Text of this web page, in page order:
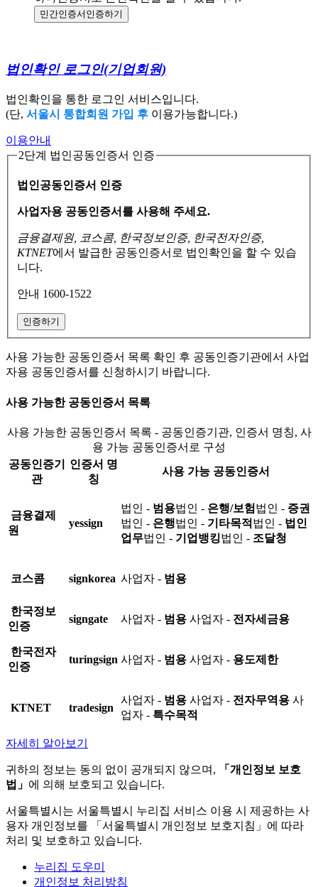
민간인증서 인증하기
법인확인 로그인(기업회원)
법인확인을 통한 로그인 서비스입니다.
(단, 서울시 통합회원 가입 후 이용가능합니다.)
이용안내
2단계 법인공동인증서 인증
법인공동인증서 인증
사업자용 공동인증서를 사용해 주세요.
금융결제원, 코스콤, 한국정보인증, 한국전자인증,
KTNET에서 발급한 공동인증서로 법인확인을 할 수 있습
니다.
안내 1600-1522
인증하기
사용 가능한 공동인증서 목록 확인 후 공동인증기관에서 사업
자용 공동인증서를 신청하시기 바랍니다.
사용 가능한 공동인증서 목록
사용 가능한 공동인증서 목록 - 공동인증기관, 인증서 명칭, 사
용 가능 공동인증서로 구성
공동인증기
관
인증서 명
칭
사용 가능 공동인증서
금융결제
원
yessign
법인 - 범용법인 - 은행/보험 법인 - 증권
법인 - 은행법인 - 기타목적 법인 - 법인
업무법인 - 기업뱅킹법인 - 조달청
코스콤 signkorea 사업자 - 범용
한국정보
인증
signgate 사업자 - 범용 사업자 - 전자세금용
한국전자
인증
turingsign 사업자 - 범용 사업자 - 용도제한
KTNET tradesign
사업자 - 범용 사업자 - 전자무역용 사
업자 - 특수목적
자세히 알아보기
귀하의 정보는 동의 없이 공개되지 않으며,
「개인정보 보호
법」 에 의해 보호되고 있습니다.
서울특별시는 서울특별시 누리집 서비스 이용 시 제공하는 사
용자 개인정보를 「서울특별시 개인정보 보호지침」에 따라
처리 및 보호하고 있습니다.
누리집 도우미
개인정보 처리방침